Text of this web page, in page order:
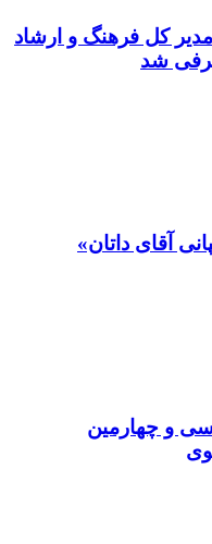
کل فرهنگ و ارشاد
شد
آقای داتان»
و چهارمین